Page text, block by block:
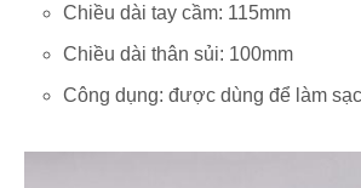
Chiều dài tay cầm: 115mm
Chiều dài thân sủi: 100mm
Công dụng: được dùng để làm